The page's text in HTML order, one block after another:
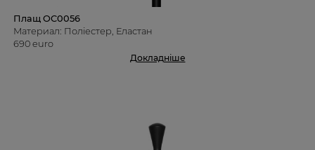
Плащ OC0056
Материал: Поліестер, Еластан
690 euro
Докладніше